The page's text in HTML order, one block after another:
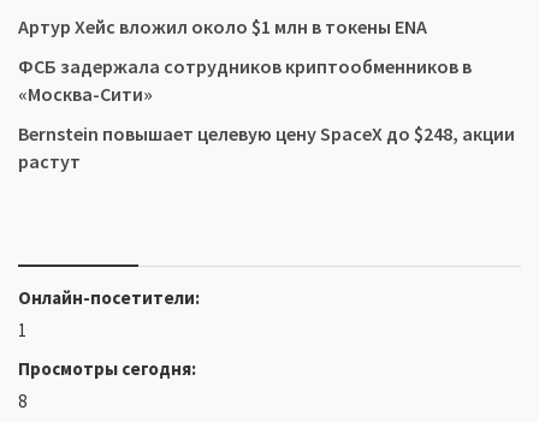
Артур Хейс вложил около $1 млн в токены ENA
ФСБ задержала сотрудников криптообменников в
«Москва-Сити»
Bernstein повышает целевую цену SpaceX до $248, акции
растут
Онлайн-посетители:
1
Просмотры сегодня:
8